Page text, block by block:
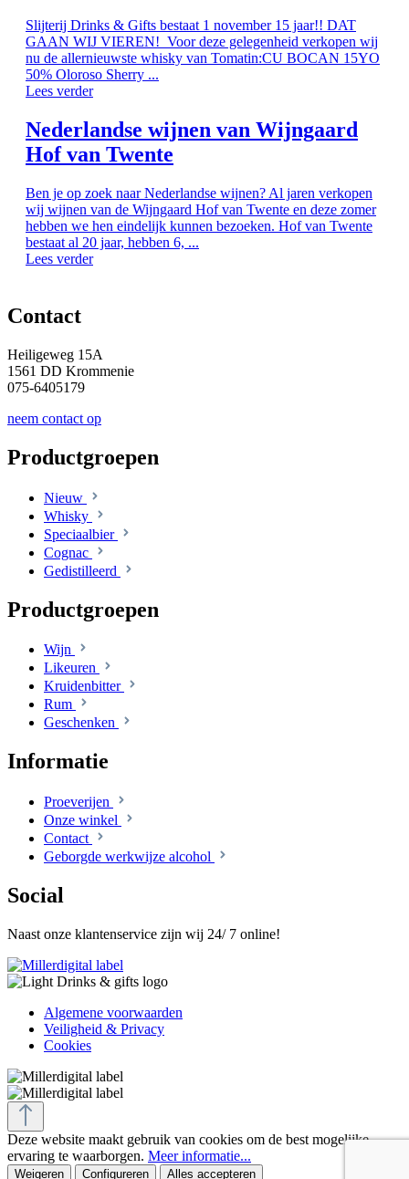
Slijterij Drinks & Gifts bestaat 1 november 15 jaar!! DAT
GAAN WIJ VIEREN! Voor deze gelegenheid verkopen wij
nu de allernieuwste whisky van Tomatin:CU BOCAN 15YO
50% Oloroso Sherry ...
Lees verder
Nederlandse wijnen van Wijngaard
Hof van Twente
Ben je op zoek naar Nederlandse wijnen? Al jaren verkopen
wij wijnen van de Wijngaard Hof van Twente en deze zomer
hebben we hen eindelijk kunnen bezoeken. Hof van Twente
bestaat al 20 jaar, hebben 6, ...
Lees verder
Contact
Heiligeweg 15A
1561 DD Krommenie
075-6405179
neem contact op
Productgroepen
Nieuw
Whisky
Speciaalbier
Cognac
Gedistilleerd
Productgroepen
Wijn
Likeuren
Kruidenbitter
Rum
Geschenken
Informatie
Proeverijen
Onze winkel
Contact
Geborgde werkwijze alcohol
Social
Naast onze klantenservice zijn wij 24/ 7 online!
Algemene voorwaarden
Veiligheid & Privacy
Cookies
Deze website maakt gebruik van cookies om de best mogelijke
ervaring te waarborgen. Meer informatie...
Weigeren Configureren Alles accepteren